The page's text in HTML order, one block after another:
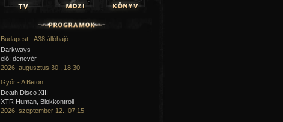
Budapest - A38 állóhajó
Darkways
elő: denevér
2026. augusztus 30., 18:30
Győr - A Beton
Death Disco XIII
XTR Human, Blokkontroll
2026. szeptember 12., 07:15